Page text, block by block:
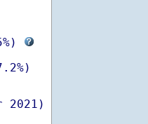
)
2021)